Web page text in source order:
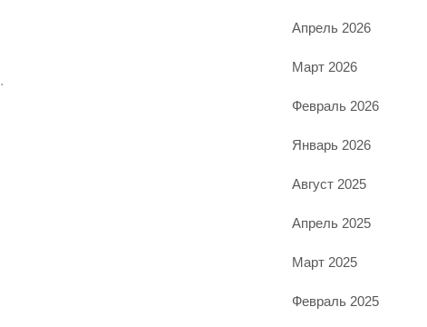
.
Апрель 2026
Март 2026
Февраль 2026
Январь 2026
Август 2025
Апрель 2025
Март 2025
Февраль 2025